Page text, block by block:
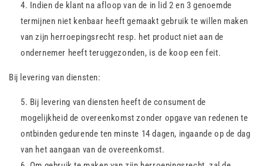
Indien de klant na afloop van de in lid 2 en 3 genoemde
termijnen niet kenbaar heeft gemaakt gebruik te willen maken
van zijn herroepingsrecht resp. het product niet aan de
ondernemer heeft teruggezonden, is de koop een feit.
Bij levering van diensten:
Bij levering van diensten heeft de consument de
mogelijkheid de overeenkomst zonder opgave van redenen te
ontbinden gedurende ten minste 14 dagen, ingaande op de dag
van het aangaan van de overeenkomst.